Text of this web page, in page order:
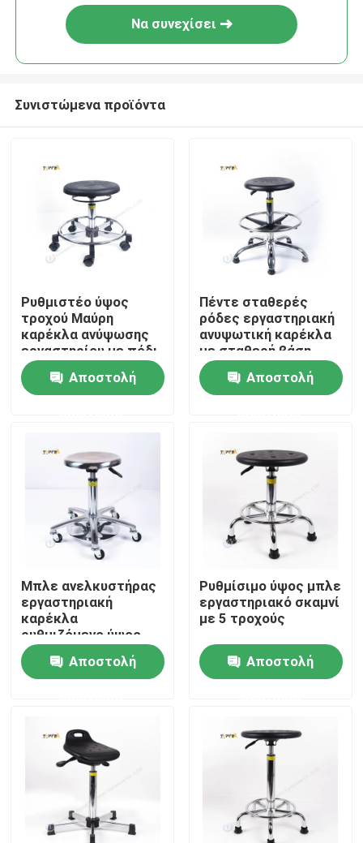
Αρχική Σελίδα
Εμφάνιση VR
Σχετικά με εμάς
Γύρος εργοστασίων
Ποιοτικός έλεγχος
επαφή
Ζητήστε ένα απόσπασμα
Εργαστηριακοί πάγκοι
Κουκούλα καπνών εργαστηρίων
Να συνεχίσει
Συνιστώμενα προϊόντα
Ρυθμιστέο ύψος
τροχού Μαύρη
καρέκλα ανύψωσης
εργαστηρίου με πόδι
από κράμα
αλουμινίουΑποστολή
Πέντε σταθερές
ρόδες εργαστηριακή
ανυψωτική καρέκλα
με σταθερή βάση
Αποστολή
Μπλε ανελκυστήρας
εργαστηριακή
καρέκλα
ρυθμιζόμενο ύψος
38-57 cm
Αποστολή
Ρυθμίσιμο ύψος μπλε
εργαστηριακό σκαμνί
με 5 τροχούς
Αποστολή